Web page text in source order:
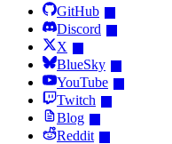
GitHub
Discord
X
BlueSky
YouTube
Twitch
Blog
Reddit